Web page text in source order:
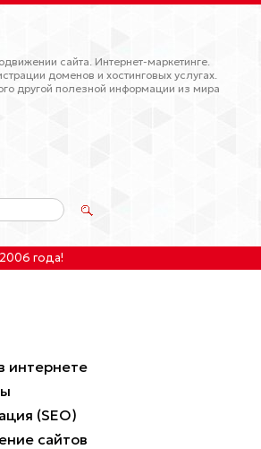
сайта. Интернет-маркетинге.
доменов и хостинговых услугах.
другой полезной информации из мира
года!
интернете
(SEO)
сайтов